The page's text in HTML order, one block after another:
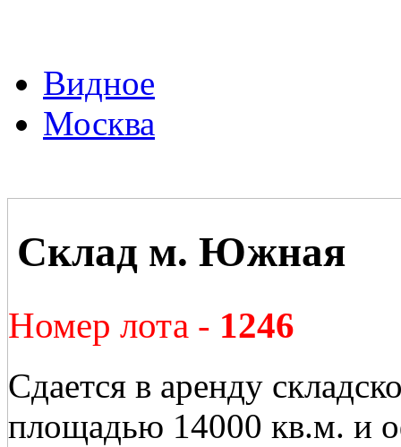
Видное
Москва
Склад м. Южная
Номер лота - 1246
Сдается в аренду
площадью 14000 кв.м. и